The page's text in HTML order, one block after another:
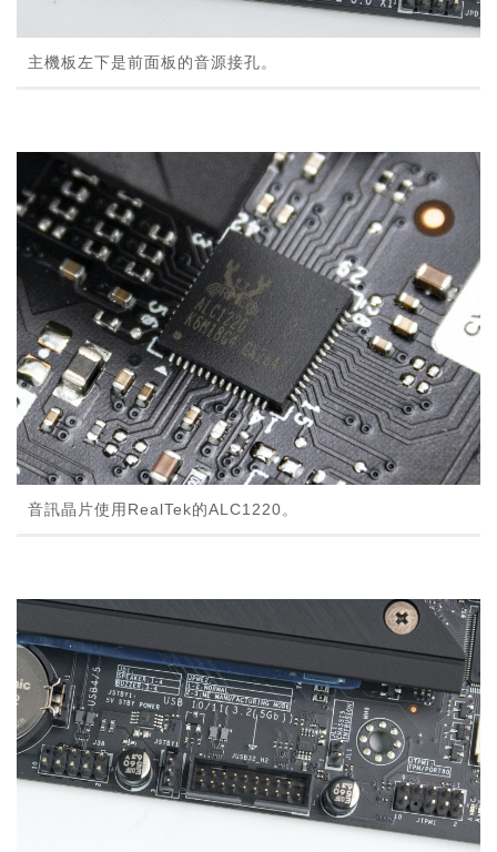
主機板左下是前面板的音源接孔。
音訊晶片使用RealTek的ALC1220。